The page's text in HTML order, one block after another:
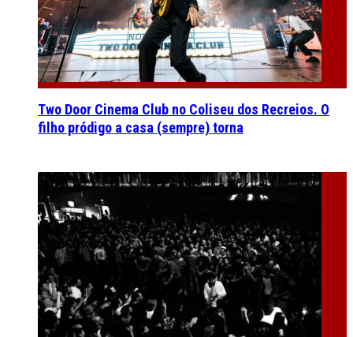
Two Door Cinema Club no Coliseu dos Recreios. O
filho pródigo a casa (sempre) torna